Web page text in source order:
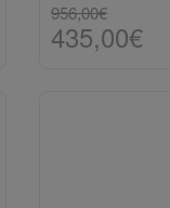
956,00€
435,00€